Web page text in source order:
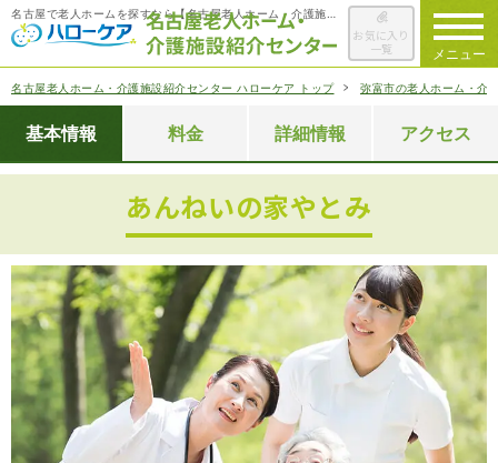
メニュー
お気に入り
一覧
ハローケアについて
老人ホームを検索する
施設選びのポイント
ご入居までの 流れ
会社概要
名古屋老人ホーム・介護施設紹介センター ハローケア トップ 弥富市の老人ホーム・介
基本情報 料金 詳細情報 アクセス
あんねいの家やとみ